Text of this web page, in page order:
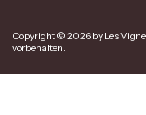
Copyright © 2026 by Les
vorbehalten.